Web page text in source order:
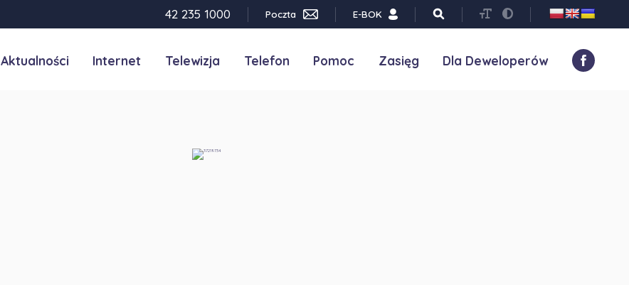
42 235 1000 Poczta E-BOK
Aktualności Internet Telewizja Telefon Pomoc Zasięg Dla Deweloperów